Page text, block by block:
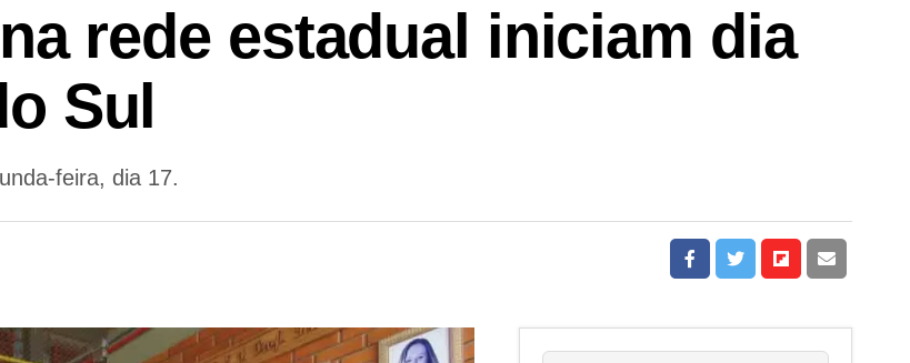
rede estadual iniciam dia
Sul
feira, dia 17.